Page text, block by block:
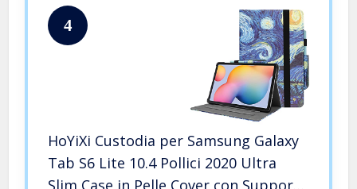
4
HoYiXi Custodia per Samsung Galaxy
Tab S6 Lite 10.4 Pollici 2020 Ultra
Slim Case in Pelle Cover con Supporto